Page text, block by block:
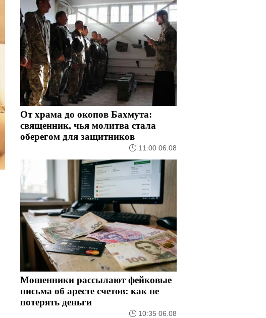
От храма до окопов Бахмута:
священник, чья молитва стала
оберегом для защитников
11:00 06.08
Мошенники рассылают фейковые
письма об аресте счетов: как не
потерять деньги
10:35 06.08